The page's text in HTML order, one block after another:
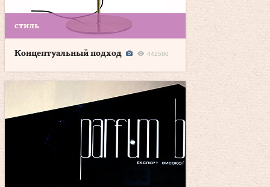
стиль
Концептуальный подход 442580